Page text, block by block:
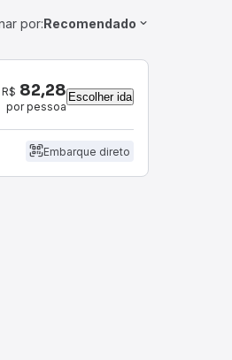
por:Recomendado
R$ 82,28
por pessoa
Escolher ida
Embarque direto